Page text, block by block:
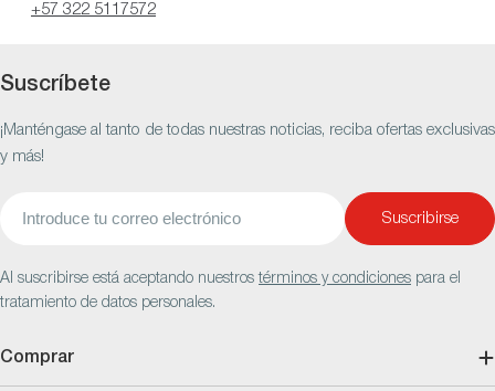
+57 322 5117572
Suscríbete
¡Manténgase al tanto de todas nuestras noticias, reciba ofertas exclusivas
y más!
Suscribirse
Al suscribirse está aceptando nuestrostérminos y condiciones para el
tratamiento de datos personales.
Comprar